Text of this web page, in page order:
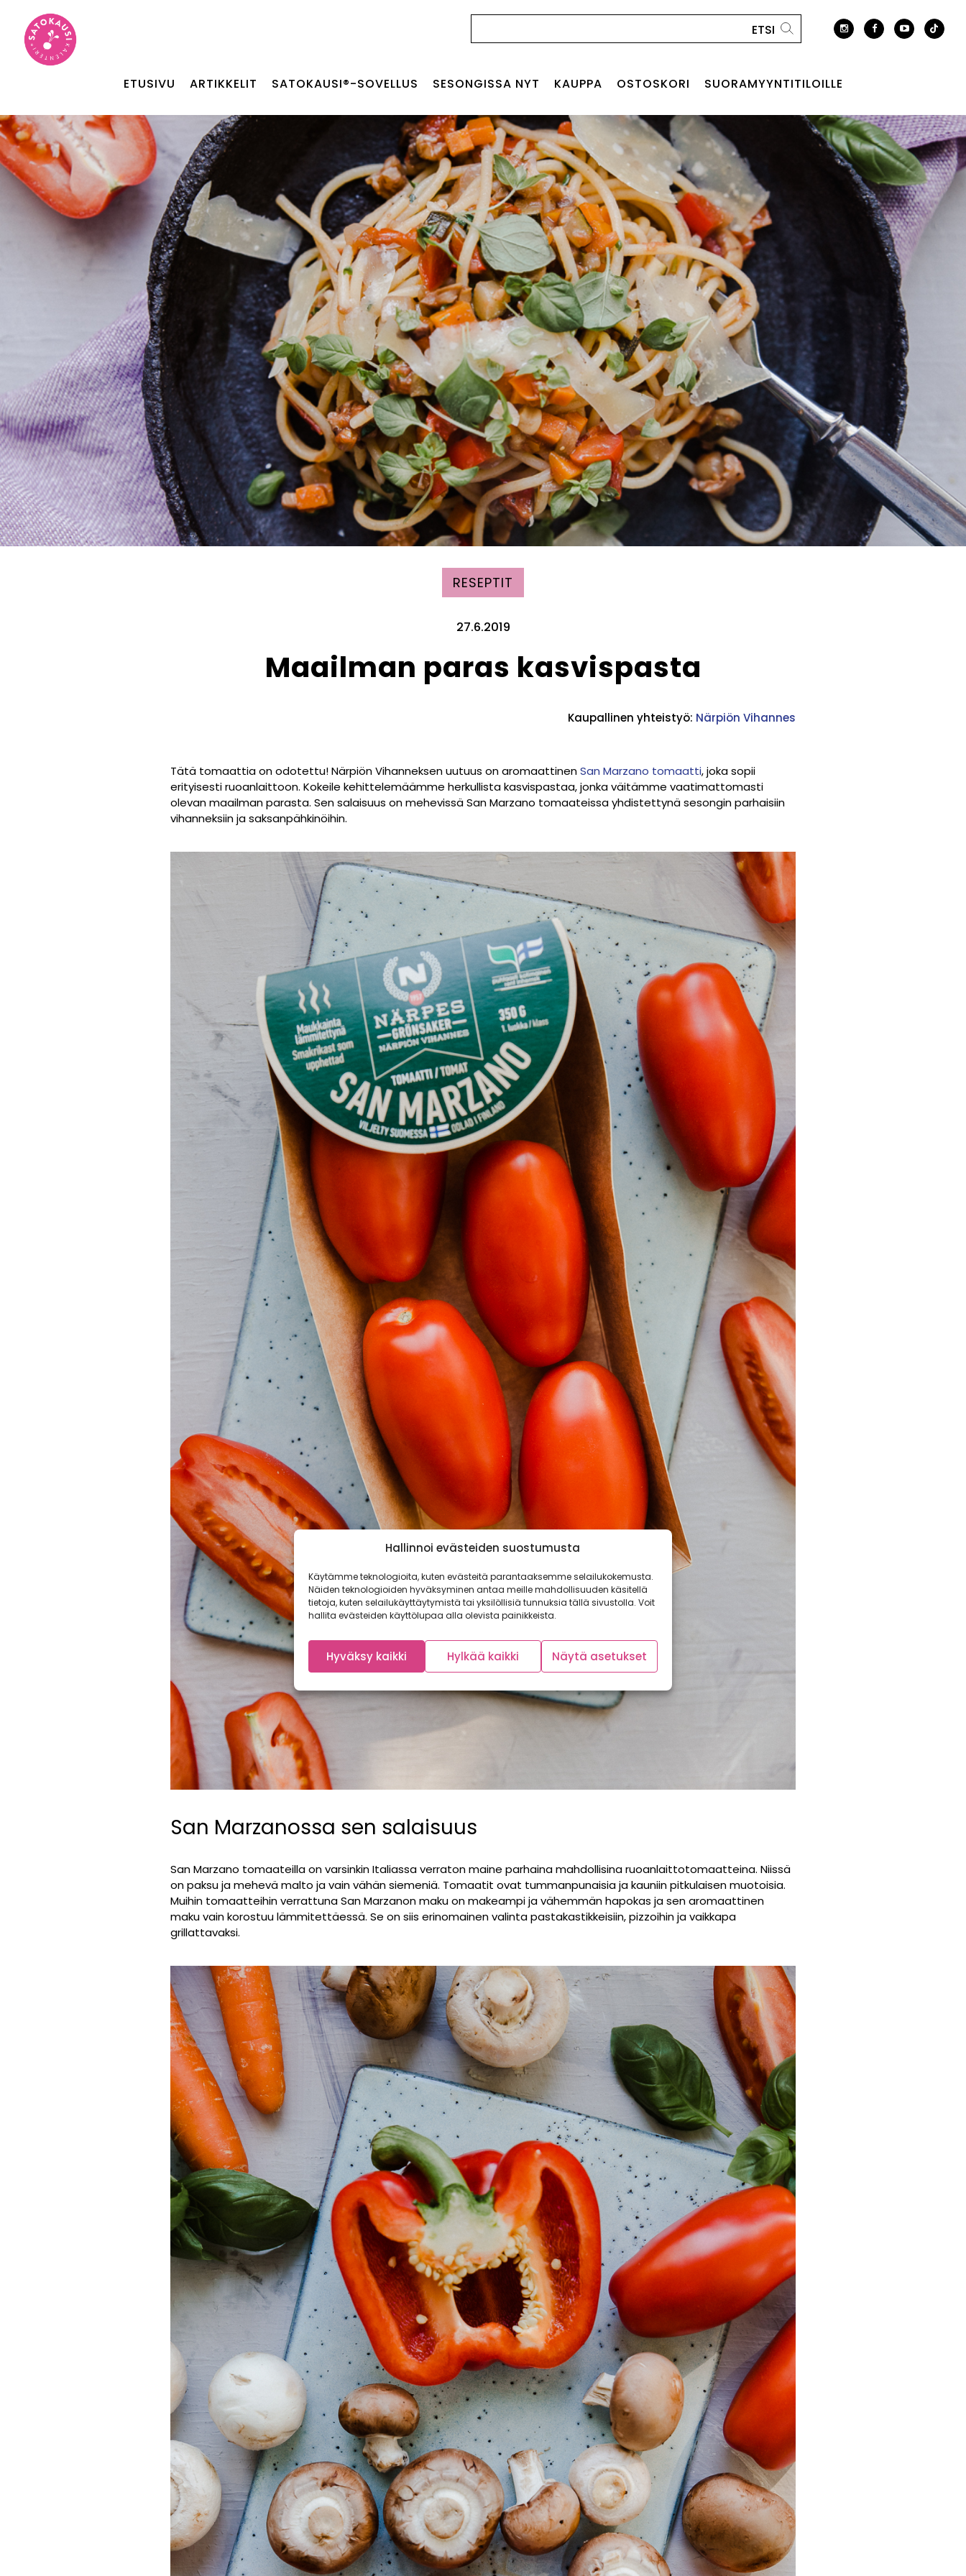
Hallinnoi evästeiden suostumusta
Käytämme teknologioita, kuten evästeitä parantaaksemme selailukokemusta.
Näiden teknologioiden hyväksyminen antaa meille mahdollisuuden käsitellä
tietoja, kuten selailukäyttäytymistä tai yksilöllisiä tunnuksia tällä sivustolla. Voit
hallita evästeiden käyttölupaa alla olevista painikkeista.
Hyväksy kaikki Hylkää kaikki Näytä asetukset
ETUSIVU ARTIKKELIT SATOKAUSI®-SOVELLUS SESONGISSA NYT KAUPPA OSTOSKORI SUORAMYYNTITILOILLE
RESEPTIT
27.6.2019
Maailman paras kasvispasta
Kaupallinen yhteistyö: Närpiön Vihannes
Tätä tomaattia on odotettu! Närpiön Vihanneksen uutuus on aromaattinenSan Marzano tomaatti, joka sopii
erityisesti ruoanlaittoon. Kokeile kehittelemäämme herkullista kasvispastaa, jonka väitämme vaatimattomasti
olevan maailman parasta. Sen salaisuus on mehevissä San Marzano tomaateissa yhdistettynä sesongin parhaisiin
vihanneksiin ja saksanpähkinöihin.
San Marzanossa sen salaisuus
San Marzano tomaateilla on varsinkin Italiassa verraton maine parhaina mahdollisina ruoanlaittotomaatteina. Niissä
on paksu ja mehevä malto ja vain vähän siemeniä. Tomaatit ovat tummanpunaisia ja kauniin pitkulaisen muotoisia.
Muihin tomaatteihin verrattuna San Marzanon maku on makeampi ja vähemmän hapokas ja sen aromaattinen
maku vain korostuu lämmitettäessä. Se on siis erinomainen valinta pastakastikkeisiin, pizzoihin ja vaikkapa
grillattavaksi.